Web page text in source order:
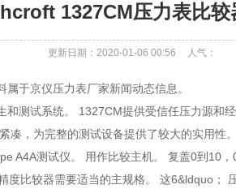
1327CM压力表比较
更新日期：2020-01-06 00:56 人气：
于京仪压力表厂家新闻动态信息。
测试系统。 1327CM提供受信任压力源和
凑，为完整的测试设备提供了较大的实用性。
A4A测试仪。 用作比较主机。 复盖0到10
度比较器需要适当的主规格。 这6&ldquo；